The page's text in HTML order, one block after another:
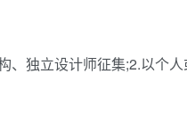
独立设计师征集;2.以个